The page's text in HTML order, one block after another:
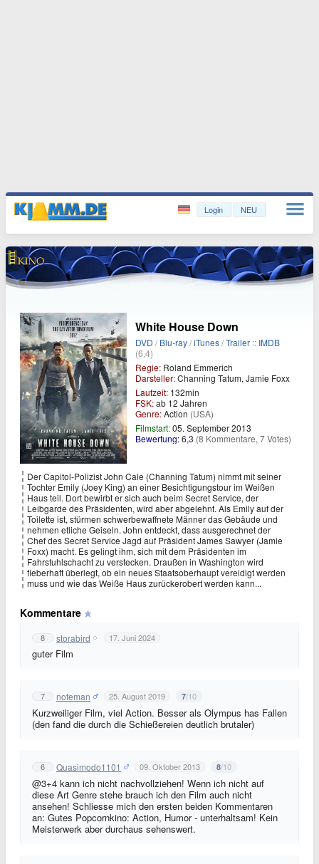
Login NEU
White House Down
DVD /Blu-ray/iTunes/Trailer :: IMDB
(6,4)
Regie: Roland Emmerich
Darsteller:Channing Tatum, Jamie Foxx
Laufzeit: 132min
FSK:ab 12 Jahren
Genre:Action (USA)
Filmstart:05. September 2013
Bewertung:6,3 (8 Kommentare, 7 Votes)
Der Capitol-Polizist John Cale (Channing Tatum) nimmt mit seiner
Tochter Emily (Joey King) an einer Besichtigungstour im Weißen
Haus teil. Dort bewirbt er sich auch beim Secret Service, der
Leibgarde des Präsidenten, wird aber abgelehnt. Als Emily auf der
Toilette ist, stürmen schwerbewaffnete Männer das Gebäude und
nehmen etliche Geiseln. John entdeckt, dass ausgerechnet der
Chef des Secret Service Jagd auf Präsident James Sawyer (Jamie
Foxx) macht. Es gelingt ihm, sich mit dem Präsidenten im
Fahrstuhlschacht zu verstecken. Draußen in Washington wird
fieberhaft überlegt, ob ein neues Staatsoberhaupt vereidigt werden
muss und wie das Weiße Haus zurückerobert werden kann...
Kommentare
8 storabird 17. Juni 2024
guter Film
7 noteman 25. August 2019 7/10
Kurzweiliger Film, viel Action. Besser als Olympus has Fallen
(den fand die durch die Schießereien deutlich brutaler)
6 Quasimodo1101 09. Oktober 2013 8/10
@3+4 kann ich nicht nachvollziehen! Wenn ich nicht auf
diese Art Genre stehe brauch ich den Film auch nicht
ansehen! Schliesse mich den ersten beiden Kommentaren
an: Gutes Popcornkino: Action, Humor - unterhaltsam! Kein
Meisterwerk aber durchaus sehenswert.